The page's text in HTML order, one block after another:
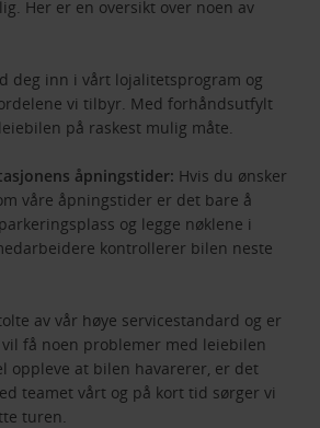
Her er en oversikt over noen av
deg inn i vårt lojalitetsprogram og
vi tilbyr. Med forhåndsutfylt
på raskest mulig måte.
åpningstider: Hvis du ønsker
våre åpningstider er det bare å
og legge nøklene i
kontrollerer bilen neste
av vår høye servicestandard og er
få noen problemer med leiebilen
oppleve at bilen havarerer, er det
teamet vårt og på kort tid sørger vi
turen.